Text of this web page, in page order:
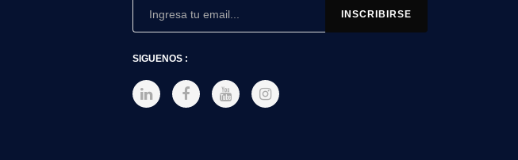
SIGUENOS :